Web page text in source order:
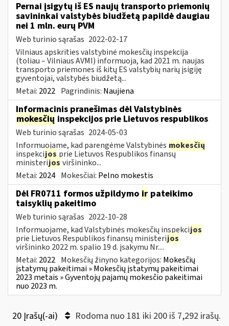
Pernai įsigytų iš ES naujų transporto priemonių
savininkai valstybės biudžetą papildė daugiau
nei 1 mln. eurų PVM
Web turinio sąrašas 2022-02-17
Vilniaus apskrities valstybinė mokesčių inspekcija
(toliau – Vilniaus AVMI) informuoja, kad 2021 m. naujas
transporto priemones iš kitų ES valstybių narių įsigiję
gyventojai, valstybės biudžetą...
Metai: 2022 Pagrindinis: Naujiena
Informacinis pranešimas dėl Valstybinės
mokesčių inspekcijos prie Lietuvos respublikos
Web turinio sąrašas 2024-05-03
Informuojame, kad parengėme Valstybinės mokesčių
inspekcijos prie Lietuvos Respublikos finansų
ministerijos viršininko...
Metai: 2024 Mokesčiai: Pelno mokestis
Dėl FR0711 formos užpildymo ir pateikimo
taisyklių pakeitimo
Web turinio sąrašas 2022-10-28
Informuojame, kad Valstybinės mokesčių inspekcijos
prie Lietuvos Respublikos finansų ministerijos
viršininko 2022 m. spalio 19 d. įsakymu Nr....
Metai: 2022 Mokesčių žinyno kategorijos: Mokesčių
įstatymų pakeitimai » Mokesčių įstatymų pakeitimai
2023 metais » Gyventojų pajamų mokesčio pakeitimai
nuo 2023 m.
20 Įrašų(-ai) Rodoma nuo 181 iki 200 iš 7,292 irašų.